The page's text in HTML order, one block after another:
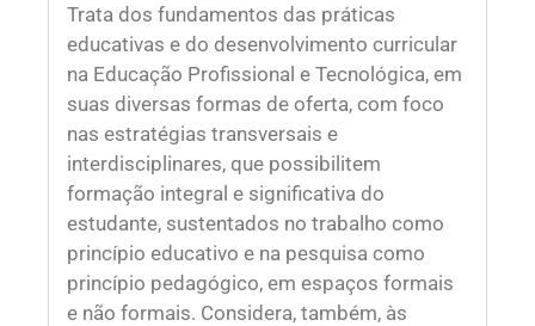
Trata dos fundamentos das práticas
educativas e do desenvolvimento curricular
na Educação Profissional e Tecnológica, em
suas diversas formas de oferta, com foco
nas estratégias transversais e
interdisciplinares, que possibilitem
formação integral e significativa do
estudante, sustentados no trabalho como
princípio educativo e na pesquisa como
princípio pedagógico, em espaços formais
e não formais. Considera, também, às